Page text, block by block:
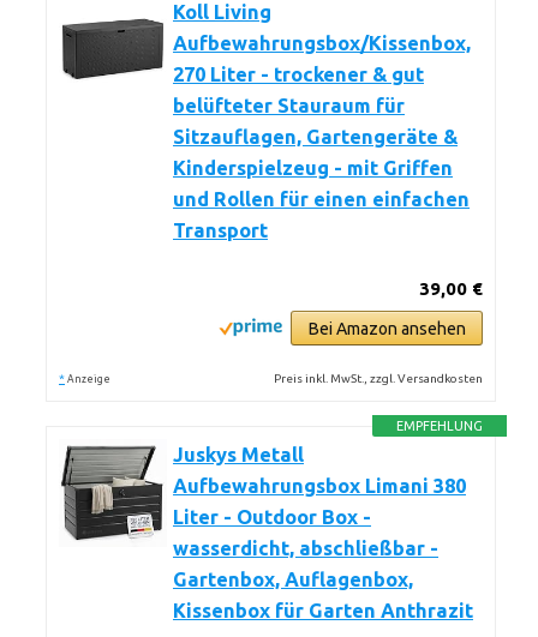
Koll Living
Aufbewahrungsbox/Kissenbox,
270 Liter - trockener & gut
belüfteter Stauraum für
Sitzauflagen, Gartengeräte &
Kinderspielzeug - mit Griffen
und Rollen für einen einfachen
Transport
39,00 €
Bei Amazon ansehen
* Anzeige Preis inkl. MwSt., zzgl. Versandkosten
EMPFEHLUNG
Juskys Metall
Aufbewahrungsbox Limani 380
Liter - Outdoor Box -
wasserdicht, abschließbar -
Gartenbox, Auflagenbox,
Kissenbox für Garten Anthrazit